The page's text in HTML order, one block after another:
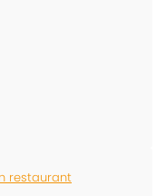
restaurant